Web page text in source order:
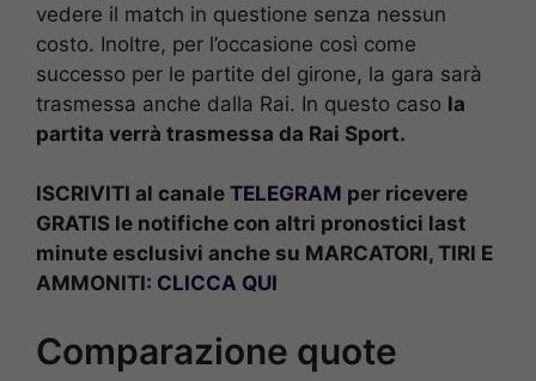
vedere il match in questione senza nessun
costo. Inoltre, per l’occasione così come
successo per le partite del girone, la gara sarà
trasmessa anche dalla Rai. In questo caso la
partita verrà trasmessa da Rai Sport.
ISCRIVITI al canale TELEGRAM per ricevere
GRATIS le notifiche con altri pronostici last
minute esclusivi anche su MARCATORI, TIRI E
AMMONITI: CLICCA QUI
Comparazione quote